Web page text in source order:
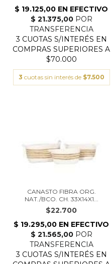
3 cuotas sin interés de $7.500
CANASTO FIBRA ORG.
NAT./BCO. CH. 33X14X1...
$22.700